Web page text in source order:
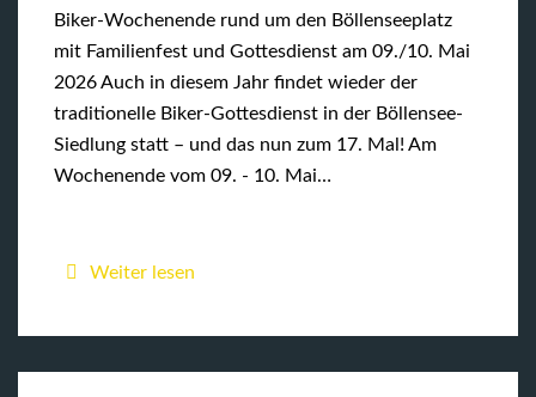
Biker-Wochenende rund um den Böllenseeplatz
mit Familienfest und Gottesdienst am 09./10. Mai
2026 Auch in diesem Jahr findet wieder der
traditionelle Biker-Gottesdienst in der Böllensee-
Siedlung statt – und das nun zum 17. Mal! Am
Wochenende vom 09. - 10. Mai…
Weiter lesen